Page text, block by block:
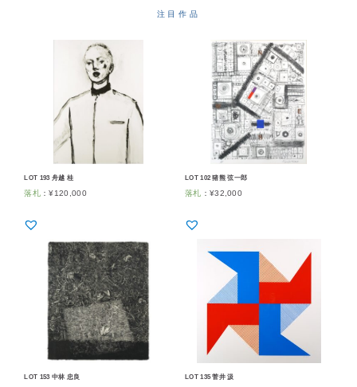
注目作品
LOT 193 舟越 桂
落札 ：¥120,000
LOT 102 猪熊 弦一郎
落札 ： ¥32,000
LOT 153 中林 忠良 LOT 135 菅井 汲